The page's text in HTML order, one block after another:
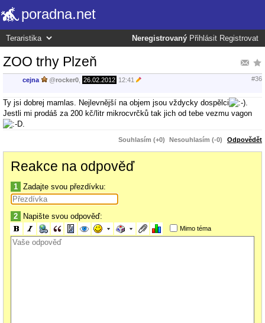
poradna.net
Neregistrovaný Přihlásit Registrovat
ZOO trhy Plzeň
cejna @rocker0 26.02.2012 12:41 #36
Ty jsi dobrej mamlas. Nejlevnější na objem jsou vždycky dospělci
Jestli mi prodáš za 200 kč/litr mikrocvrčků tak jich od tebe vezmu vagon
Souhlasím (+0) Nesouhlasím (-0) Odpovědět
Reakce na odpověď
1 Zadajte svou přezdívku:
2 Napište svou odpověď:
Mimo téma